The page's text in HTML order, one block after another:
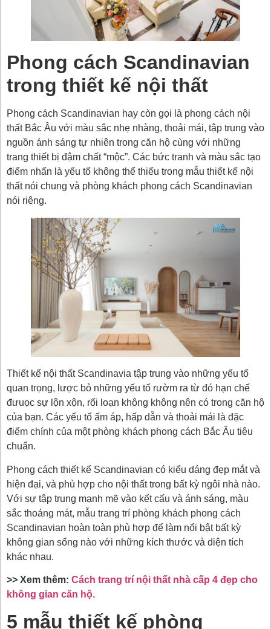
Phong cách Scandinavian
trong thiết kế nội thất
Phong cách Scandinavian hay còn gọi là phong cách nội
thất Bắc Âu với màu sắc nhẹ nhàng, thoải mái, tập trung vào
nguồn ánh sáng tự nhiên trong căn hộ cùng với những
trang thiết bị đậm chất “mộc”. Các bức tranh và màu sắc tạo
điểm nhấn là yếu tố không thể thiếu trong mẫu thiết kế nội
thất nói chung và phòng khách phong cách Scandinavian
nói riêng.
Thiết kế nội thất Scandinavia tập trung vào những yếu tố
quan trọng, lược bỏ những yếu tố rườm ra từ đó hạn chế
đưuọc sự lộn xộn, rối loạn không không nên có trong căn hộ
của bạn. Các yếu tố ấm áp, hấp dẫn và thoải mái là đặc
điểm chính của một phòng khách phong cách Bắc Âu tiêu
chuẩn.
Phong cách thiết kế Scandinavian có kiểu dáng đẹp mắt và
hiện đại, và phù hợp cho nội thất trong bất kỳ ngôi nhà nào.
Với sự tập trung mạnh mẽ vào kết cấu và ánh sáng, màu
sắc thoáng mát, mẫu trang trí phòng khách phong cách
Scandinavian hoàn toàn phù hợp để làm nổi bật bất kỳ
không gian sống nào với những kích thước và diện tích
khác nhau.
>> Xem thêm: Cách trang trí nội thất nhà cấp 4 đẹp cho
không gian căn hộ.
5 mẫu thiết kế phòng